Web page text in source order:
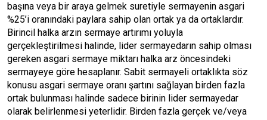
başına veya bir araya gelmek suretiyle sermayenin asgari
%25’i oranındaki paylara sahip olan ortak ya da ortaklardır.
Birincil halka arzın sermaye artırımı yoluyla
gerçekleştirilmesi halinde, lider sermayedarın sahip olması
gereken asgari sermaye miktarı halka arz öncesindeki
sermayeye göre hesaplanır. Sabit sermayeli ortaklıkta söz
konusu asgari sermaye oranı şartını sağlayan birden fazla
ortak bulunması halinde sadece birinin lider sermayedar
olarak belirlenmesi yeterlidir. Birden fazla gerçek ve/veya